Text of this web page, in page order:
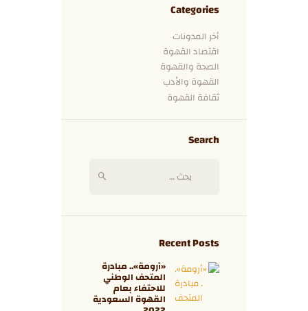
Categories
أخر المدونات
اقتصاد القهوة
الصحة والقهوة
القهوة والأدب
ثقافة القهوة
Search
Recent Posts
«أرومة».. مبادرة
المتحف الوطني
للاحتفاء بعام
القهوة السعودية